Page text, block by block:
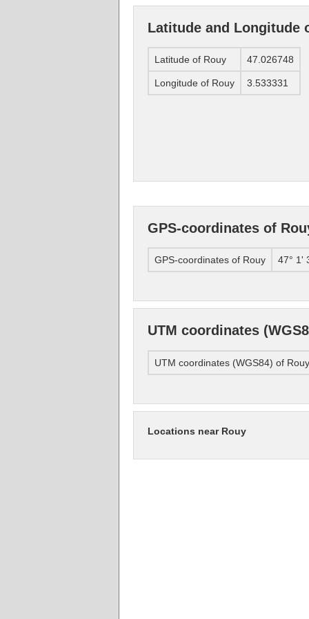
Latitude and Longitude
Latitude of Rouy 47.026748
Longitude of Rouy 3.533331
GPS-coordinates of
GPS-coordinates of Rouy 47° 1'
UTM coordinates
UTM coordinates (WGS84) of Rouy
Locations near Rouy